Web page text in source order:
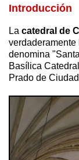
Introducción
La catedral de
denomina
Basílica
Prado de